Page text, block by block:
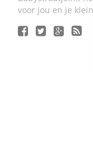
voor jou en je